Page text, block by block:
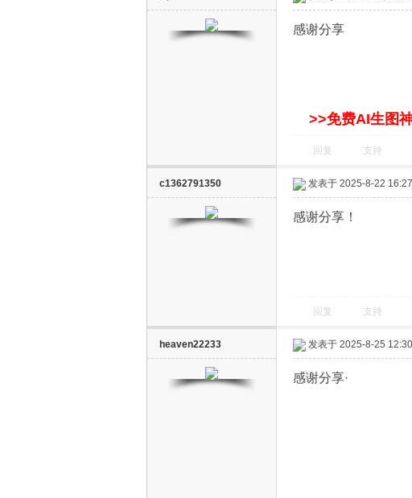
感谢分享
>>免费AI生图
回复 支持
c1362791350 发表于 2025-8-22 16:27
感谢分享！
回复 支持
heaven22233 发表于 2025-8-25 12:30
感谢分享·